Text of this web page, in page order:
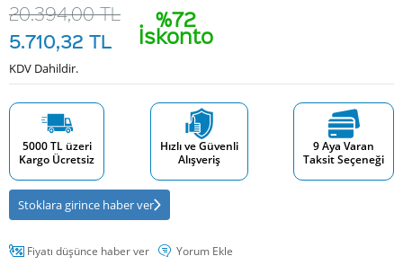
%72
İskonto
20.394,00TL
5.710,32 TL
KDV Dahildir.
5000 TL üzeri
Kargo Ücretsiz
Hızlı ve Güvenli
Alışveriş
9 Aya Varan
Taksit Seçeneği
Stoklara girince haber ver
Fiyatı düşünce haber ver Yorum Ekle